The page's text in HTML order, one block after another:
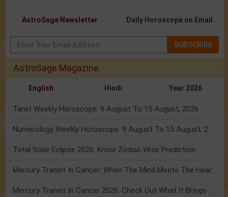
AstroSage Newsletter Daily Horoscope on Email
SUBSCRIBE
AstroSage Magazine
English Hindi Year 2026
Tarot Weekly Horoscope: 9 August To 15 August, 2026
Numerology Weekly Horoscope: 9 August To 15 August, 2026
Total Solar Eclipse 2026: Know Zodiac Wise Prediction
Mercury Transit In Cancer: When The Mind Meets The Heart!
Mercury Transit In Cancer 2026: Check Out What It Brings For You